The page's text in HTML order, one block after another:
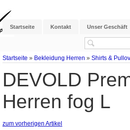
Startseite Kontakt Unser Geschäft
Startseite » Bekleidung Herren » Shirts &
DEVOLD
Herren fog L
zum vorherigen Artikel